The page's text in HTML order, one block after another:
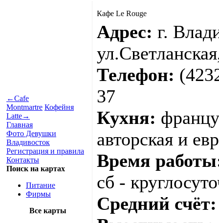
←Cafe
Montmartre Кофейня
Latte→
Главная
Фото Девушки
Владивосток
Регистрация и правила
Контакты
Поиск на картах
Питание
Фирмы
Все карты
Кафе Le Rouge
Адрес: г.
Телефон:
37
Кухня:
авторская и
Время
сб -
Средний счёт: